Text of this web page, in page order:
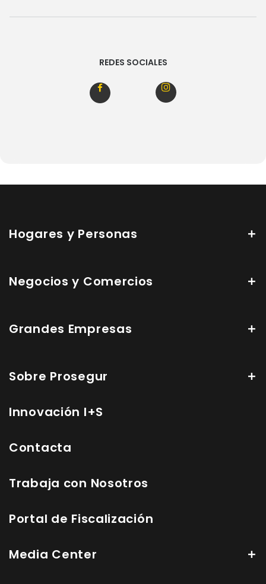
REDES SOCIALES
Hogares y Personas
Negocios y Comercios
Grandes Empresas
Sobre Prosegur
Innovación I+S
Contacta
Trabaja con Nosotros
Portal de Fiscalización
Media Center